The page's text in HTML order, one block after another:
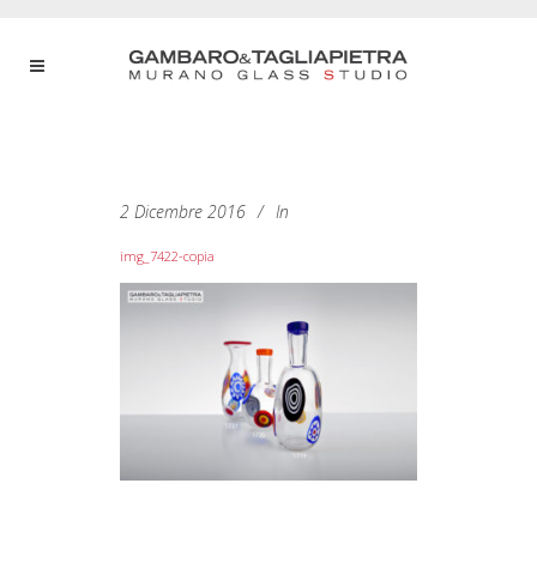
2 Dicembre 2016 In
img_7422-copia